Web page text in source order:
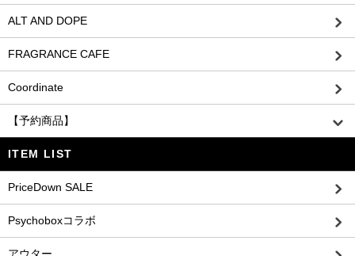
ALT AND DOPE
FRAGRANCE CAFE
Coordinate
【予約商品】
ITEM LIST
PriceDown SALE
Psychoboxコラボ